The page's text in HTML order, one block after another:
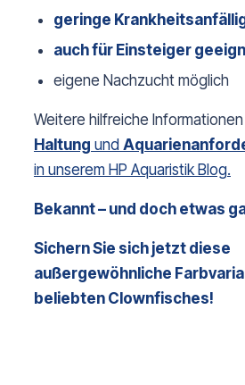
geringe
auch für Einsteiger
eigene Nachzucht möglich
Weitere hilfreiche
Haltung und
in unserem HP Aquaristik Blog.
Bekannt – und doch etwas
Sichern Sie sich jetzt diese
außergewöhnliche
beliebten Clownfisches!